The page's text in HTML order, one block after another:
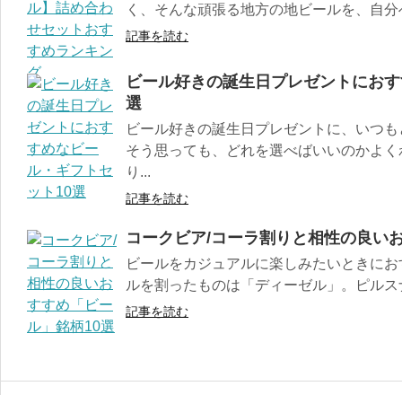
く、そんな頑張る地方の地ビールを、自
記事を読む
ビール好きの誕生日プレゼントにお
選
ビール好きの誕生日プレゼントに、いつ
そう思っても、どれを選べばいいのかよ
り...
記事を読む
コークビア/コーラ割りと相性の良い
ビールをカジュアルに楽しみたいときに
ルを割ったものは「ディーゼル」。ピル
記事を読む